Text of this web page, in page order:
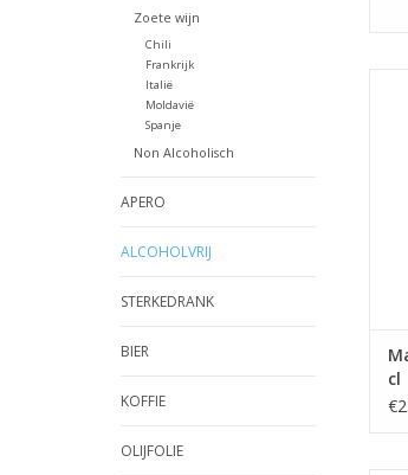
Zoete wijn
Chili
Frankrijk
Italië
Moldavië
Spanje
Non Alcoholisch
APERO
ALCOHOLVRIJ
STERKEDRANK
BIER
KOFFIE
OLIJFOLIE
cl